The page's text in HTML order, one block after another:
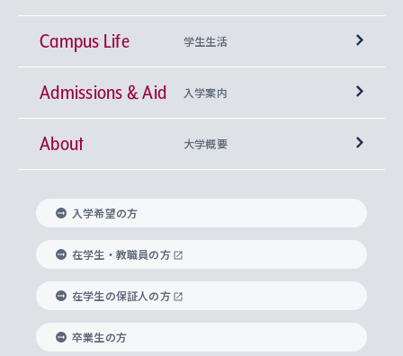
神学部
文学部
総合人間科学部
経済学部
外国語学部
総合グローバル学部
興味から学科を探す
上智大学の全学共通教育
基盤教育センター
キリスト教人間学
身体知
思考と表現
データサイエンス
上智大学の語学教育
言語教育研究センター
上智大学のグローバル教育
グローバル教育センター
上智大学で学ぶ
海外で学ぶ
学びのサポート
大学院
神学研究科
助産学専攻科
研究所 等
キリスト教文化研究所
中世思想研究所
国際言語情報研究所
グローバル・コンサーン研究所
比較文化研究所
Sophia Open Research Weeks (SORW)
産官学連携
知的財産
研究支援制度
重点領域研究・自由課題研究
研究活動に関する法令・研究費の使用について
Campus Life 学生生活
学期区分と授業時間割
課外活動
課外教育プログラム
ボランティア活動
グローバルな学びのコミュニティ
学生の相談窓口
心身の健康相談
ハラスメント防止の取り組み
キャリア形成サポート
キャリア形成支援プログラム
住まいのサポート
Admissions & Aid 入学案内
上智大学で取得できる学位
入れの方針）
科目等履修生
研究生・外国人特別研究生・国費留学生
About 大学概要
理事長・学長メッセージ
学長・副学長紹介
上智大学の精神
上智大学の理念
上智大学の沿革
グローバルエンゲージメント
上智大学を訪れた世界の知性
上智大学公式ソーシャルメディア
入学希望の方
在学生・教職員の方
在学生の保証人の方
卒業生の方